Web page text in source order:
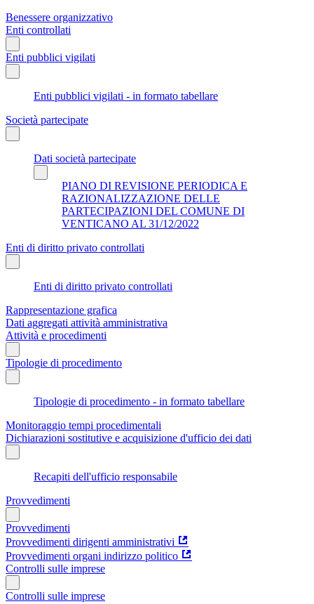
Benessere organizzativo
Enti controllati
Enti pubblici vigilati
Enti pubblici vigilati - in formato tabellare
Società partecipate
Dati società partecipate
PIANO DI REVISIONE PERIODICA E
RAZIONALIZZAZIONE DELLE
PARTECIPAZIONI DEL COMUNE DI
VENTICANO AL 31/12/2022
Enti di diritto privato controllati
Enti di diritto privato controllati
Rappresentazione grafica
Dati aggregati attività amministrativa
Attività e procedimenti
Tipologie di procedimento
Tipologie di procedimento - in formato tabellare
Monitoraggio tempi procedimentali
Dichiarazioni sostitutive e acquisizione d'ufficio dei dati
Recapiti dell'ufficio responsabile
Provvedimenti
Provvedimenti
Provvedimenti dirigenti amministrativi
Provvedimenti organi indirizzo politico
Controlli sulle imprese
Controlli sulle imprese